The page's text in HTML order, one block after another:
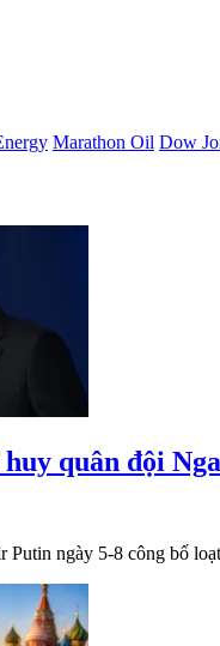
Marathon Oil Dow
quân đội
ngày 5-8 công bố